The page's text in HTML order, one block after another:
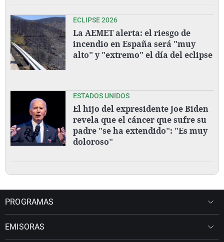
ECLIPSE 2026
La AEMET alerta: el riesgo de
incendio en España será "muy
alto" y "extremo" el día del eclipse
ESTADOS UNIDOS
El hijo del expresidente Joe Biden
revela que el cáncer que sufre su
padre "se ha extendido": "Es muy
doloroso"
PROGRAMAS
EMISORAS